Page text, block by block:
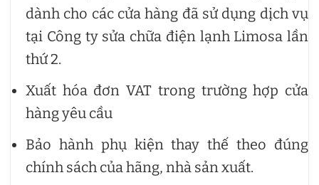
dành cho các cửa hàng đã sử dụng dịch vụ
tại Công ty sửa chữa điện lạnh Limosa lần
thứ 2.
Xuất hóa đơn VAT trong trường hợp cửa
hàng yêu cầu
Bảo hành phụ kiện thay thế theo đúng
chính sách của hãng, nhà sản xuất.